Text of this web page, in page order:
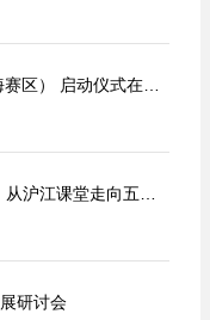
研讨会